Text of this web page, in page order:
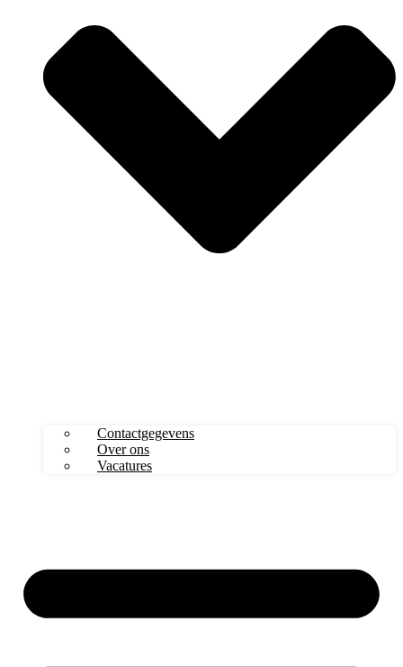
Contactgegevens
Over ons
Vacatures